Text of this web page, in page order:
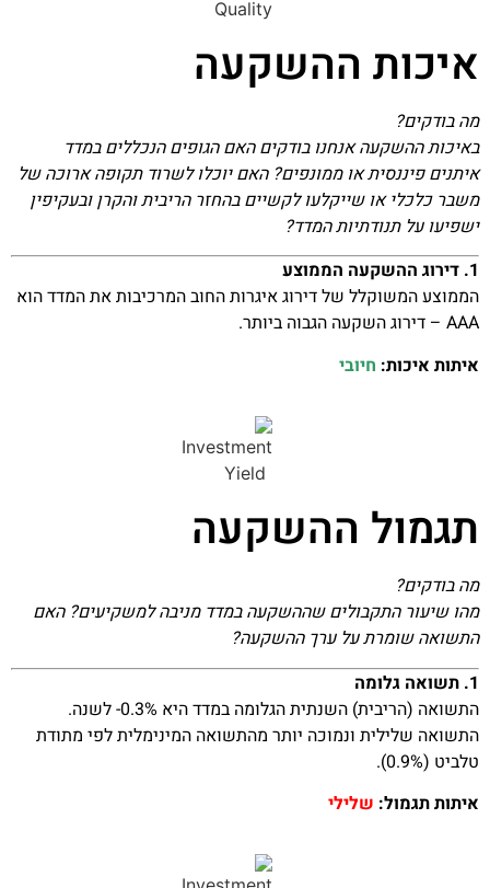
איכות ההשקעה
מה בודקים?
באיכות ההשקעה אנחנו בודקים האם הגופים הנכללים במדד
איתנים פיננסית או ממונפים? האם יוכלו לשרוד תקופה ארוכה של
משבר כלכלי או שייקלעו לקשיים בהחזר הריבית והקרן ובעקיפין
ישפיעו על תנודתיות המדד?
1. דירוג ההשקעה הממוצע
הממוצע המשוקלל של דירוג איגרות החוב המרכיבות את המדד הוא
AAA – דירוג השקעה הגבוה ביותר.
איתות איכות: חיובי
תגמול ההשקעה
מה בודקים?
מהו שיעור התקבולים שההשקעה במדד מניבה למשקיעים? האם
התשואה שומרת על ערך ההשקעה?
1. תשואה גלומה
התשואה (הריבית) השנתית הגלומה במדד היא 0.3%- לשנה.
התשואה שלילית ונמוכה יותר מהתשואה המינימלית לפי מתודת
טלביט (0.9%).
איתות תגמול: שלילי